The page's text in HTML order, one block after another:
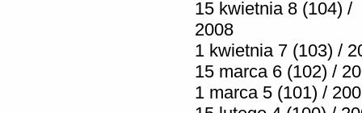
15 kwietnia 8 (104) /
2008
1 kwietnia 7 (103) /
15 marca 6 (102) /
1 marca 5 (101) /